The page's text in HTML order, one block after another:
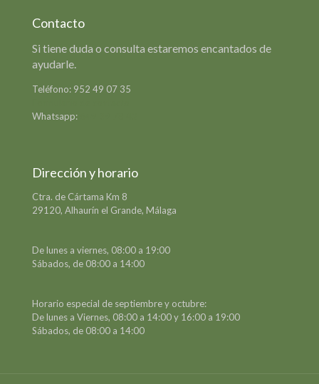
Contacto
Si tiene duda o consulta estaremos encantados de
ayudarle.
Teléfono: 952 49 07 35
Whatsapp:
Dirección y horario
Ctra. de Cártama Km 8
29120, Alhaurín el Grande, Málaga
De lunes a viernes, 08:00 a 19:00
Sábados, de 08:00 a 14:00
Horario especial de septiembre y octubre:
De lunes a Viernes, 08:00 a 14:00 y 16:00 a 19:00
Sábados, de 08:00 a 14:00